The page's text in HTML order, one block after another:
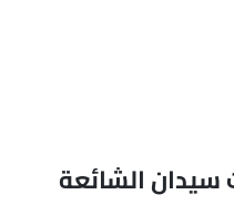
سيدان الشائعة